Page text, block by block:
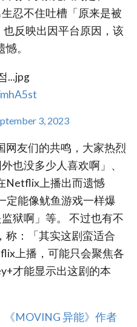
忍不住吐槽「原来是被
反映出因平台原因，该
。
...jpg
3, 2023
网友们的共鸣，大家热烈
也没多少人喜欢啊」、
Netflix上播出而遗憾
定能像鱿鱼游戏一样爆
狱啊」等。 不过也有不
称：「其实这剧蛮适合
上播，可能只会聚焦各
才能显示出这剧的本
《MOVING 异能》作者